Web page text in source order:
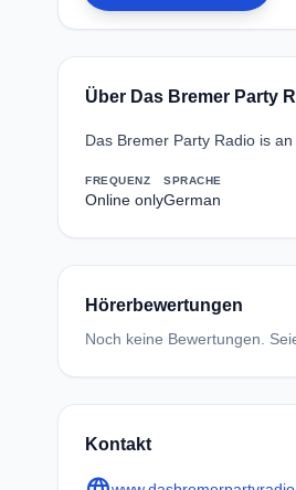
Über Das Bremer Party
Das Bremer Party Radio is
FREQUENZ
Online only
SPRACHE
German
Hörerbewertungen
Noch keine Bewertungen.
Kontakt